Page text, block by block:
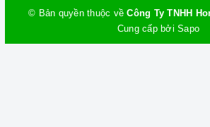
© Bản quyền thuộc vềCông Ty TNHH
Cung cấp bởiSapo